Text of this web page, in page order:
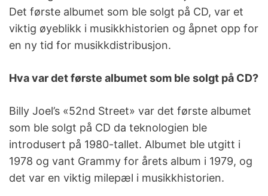
Det første albumet som ble solgt på CD, var et
viktig øyeblikk i musikkhistorien og åpnet opp for
en ny tid for musikkdistribusjon.
Hva var det første albumet som ble solgt på CD?
Billy Joel’s «52nd Street» var det første albumet
som ble solgt på CD da teknologien ble
introdusert på 1980-tallet. Albumet ble utgitt i
1978 og vant Grammy for årets album i 1979, og
det var en viktig milepæl i musikkhistorien.